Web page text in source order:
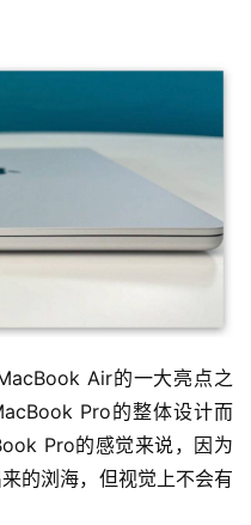
Air的一大亮点之
Pro的整体设计而
Pro的感觉来说，因为
的浏海，但视觉上不会有